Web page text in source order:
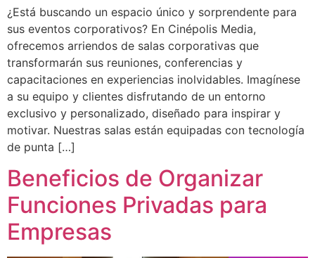
¿Está buscando un espacio único y sorprendente para
sus eventos corporativos? En Cinépolis Media,
ofrecemos arriendos de salas corporativas que
transformarán sus reuniones, conferencias y
capacitaciones en experiencias inolvidables. Imagínese
a su equipo y clientes disfrutando de un entorno
exclusivo y personalizado, diseñado para inspirar y
motivar. Nuestras salas están equipadas con tecnología
de punta […]
Beneficios de Organizar
Funciones Privadas para
Empresas